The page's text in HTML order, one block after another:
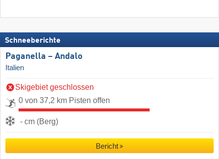
Schneeberichte
Paganella – Andalo
Italien
Skigebiet geschlossen
0 von 37,2 km Pisten offen
- cm (Berg)
Bericht